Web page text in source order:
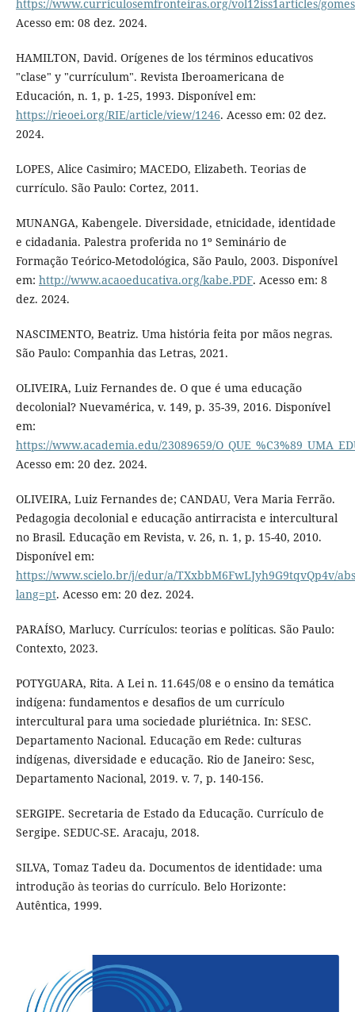
https://www.curriculosemfronteiras.org/vol12iss1articles/
Acesso em: 08 dez. 2024.
HAMILTON, David. Orígenes de los términos educativos
"clase" y "currículum". Revista Iberoamericana de
Educación, n. 1, p. 1-25, 1993. Disponível em:
https://rieoei.org/RIE/article/view/1246. Acesso em: 02 dez.
2024.
LOPES, Alice Casimiro; MACEDO, Elizabeth. Teorias de
currículo. São Paulo: Cortez, 2011.
MUNANGA, Kabengele. Diversidade, etnicidade, identidade
e cidadania. Palestra proferida no 1º Seminário de
Formação Teórico-Metodológica, São Paulo, 2003. Disponível
em: http://www.acaoeducativa.org/kabe.PDF. Acesso em: 8
dez. 2024.
NASCIMENTO, Beatriz. Uma história feita por mãos negras.
São Paulo: Companhia das Letras, 2021.
OLIVEIRA, Luiz Fernandes de. O que é uma educação
decolonial? Nuevamérica, v. 149, p. 35-39, 2016. Disponível
em:
https://www.academia.edu/23089659/
Acesso em: 20 dez. 2024.
OLIVEIRA, Luiz Fernandes de; CANDAU, Vera Maria Ferrão.
Pedagogia decolonial e educação antirracista e intercultural
no Brasil. Educação em Revista, v. 26, n. 1, p. 15-40, 2010.
Disponível em:
https://www.scielo.br/j/edur/a/TXxbbM6FwLJyh9G9tqvQp4v/
lang=pt. Acesso em: 20 dez. 2024.
PARAÍSO, Marlucy. Currículos: teorias e políticas. São Paulo:
Contexto, 2023.
POTYGUARA, Rita. A Lei n. 11.645/08 e o ensino da temática
indígena: fundamentos e desafios de um currículo
intercultural para uma sociedade pluriétnica. In: SESC.
Departamento Nacional. Educação em Rede: culturas
indígenas, diversidade e educação. Rio de Janeiro: Sesc,
Departamento Nacional, 2019. v. 7, p. 140-156.
SERGIPE. Secretaria de Estado da Educação. Currículo de
Sergipe. SEDUC-SE. Aracaju, 2018.
SILVA, Tomaz Tadeu da. Documentos de identidade: uma
introdução às teorias do currículo. Belo Horizonte:
Autêntica, 1999.